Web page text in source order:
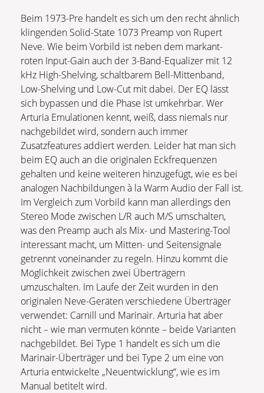
Beim 1973-Pre handelt es sich um den recht ähnlich
klingenden Solid-State 1073 Preamp von Rupert
Neve. Wie beim Vorbild ist neben dem markant-
roten Input-Gain auch der 3-Band-Equalizer mit 12
kHz High-Shelving, schaltbarem Bell-Mittenband,
Low-Shelving und Low-Cut mit dabei. Der EQ lässt
sich bypassen und die Phase ist umkehrbar. Wer
Arturia Emulationen kennt, weiß, dass niemals nur
nachgebildet wird, sondern auch immer
Zusatzfeatures addiert werden. Leider hat man sich
beim EQ auch an die originalen Eckfrequenzen
gehalten und keine weiteren hinzugefügt, wie es bei
analogen Nachbildungen à la Warm Audio der Fall ist.
Im Vergleich zum Vorbild kann man allerdings den
Stereo Mode zwischen L/R auch M/S umschalten,
was den Preamp auch als Mix- und Mastering-Tool
interessant macht, um Mitten- und Seitensignale
getrennt voneinander zu regeln. Hinzu kommt die
Möglichkeit zwischen zwei Überträgern
umzuschalten. Im Laufe der Zeit wurden in den
originalen Neve-Geräten verschiedene Überträger
verwendet: Carnill und Marinair. Arturia hat aber
nicht – wie man vermuten könnte – beide Varianten
nachgebildet. Bei Type 1 handelt es sich um die
Marinair-Überträger und bei Type 2 um eine von
Arturia entwickelte „Neuentwicklung“, wie es im
Manual betitelt wird.